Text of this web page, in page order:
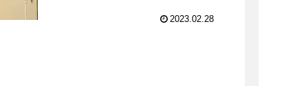
2023.02.28